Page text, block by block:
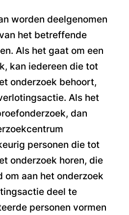
worden deelgenomen
het betreffende
Als het gaat om een
kan iedereen die tot
onderzoek behoort,
Als het
dan
personen die tot
onderzoek horen, die
aan het onderzoek
deel te
personen vormen